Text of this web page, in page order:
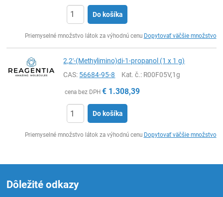
Do košíka
Priemyselné množstvo látok za výhodnú cenu Dopytovať väčšie množstvo
2,2'-(Methylimino)di-1-propanol (1 x 1 g)
CAS: 56684-95-8 Kat. č.: R00F05V,1g
cena bez DPH € 1.308,39
Do košíka
Priemyselné množstvo látok za výhodnú cenu Dopytovať väčšie množstvo
Dôležité odkazy